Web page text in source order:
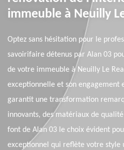
immeuble à Neuilly
Optez sans hésitation pour le
savoirifaire détenus par Alan 03
de votre immeuble à Neuilly Le
exceptionnelle et son engagement
garantit une transformation
innovants, des matériaux de
font de Alan 03 le choix évident
exceptionnel qui reflète votre style